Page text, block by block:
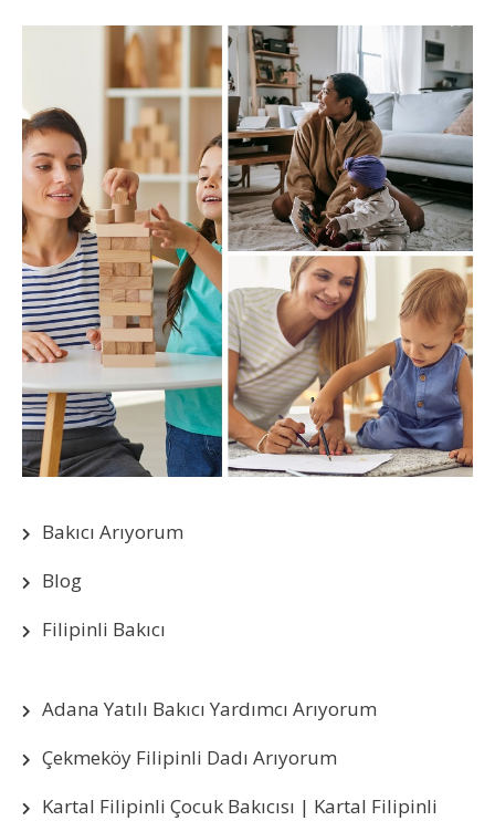
Bakıcı Arıyorum
Blog
Filipinli Bakıcı
Adana Yatılı Bakıcı Yardımcı Arıyorum
Çekmeköy Filipinli Dadı Arıyorum
Kartal Filipinli Çocuk Bakıcısı | Kartal Filipinli